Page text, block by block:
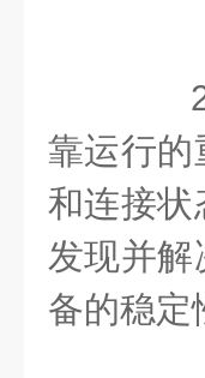
2
靠运行的
和连接状
发现并
备的稳定